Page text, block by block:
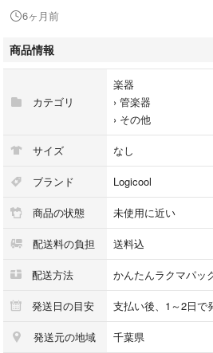
本体サイズ マウス 高さ: 99mm 幅: 60mm
む）: 75.2g USBレシーバー 高さ: 18.7mm
量: 1.8g
acOS 10.5 以降 Chrome OS Linuxカーネル
左/右クリック音、ミドルクリック音を90%
ロジクールM170間の、サウンドレベルの
で独立ラボにより測定。
スムーズなオプティカルトラッキング
ボタン数: 3（左/右クリック、ミドルクリッ
1行毎のスクロール スクロール ホイール:
電池寿命: 18ヶ月 マウスの電池寿命は使用
す 電池の詳細: 単三形乾電池x1（同梱）
接続タイプ: 2.4GHz USBワイヤレス接続
ワイヤレス通信可能範囲: 10m 10ワイヤレ
よびパソコンの条件によって異なる場合が
接続 / 電源: あり。オン / オフ スイッチ
6ヶ月前
商品情報
カテゴリ
楽器
› 管楽器
› その他
サイズ なし
ブランド Logicool
商品の状態 未使用に近い
配送料の負担 送料込
配送方法 かんたんラクマパッ
発送日の目安 支払い後、1～2日で
発送元の地域 千葉県